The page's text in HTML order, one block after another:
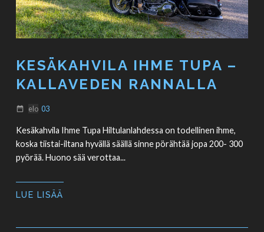
KESÄKAHVILA IHME TUPA –
KALLAVEDEN RANNALLA
date_range elo 03
Kesäkahvila Ihme Tupa Hiltulanlahdessa on todellinen ihme,
koska tiistai-iltana hyvällä säällä sinne pörähtää jopa 200- 300
pyörää. Huono sää verottaa...
LUE LISÄÄ